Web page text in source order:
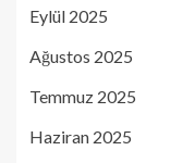
Eylül 2025
Ağustos 2025
Temmuz 2025
Haziran 2025